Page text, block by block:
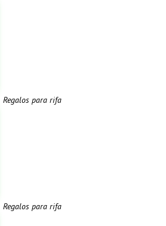
Regalos para rifa
Regalos para rifa